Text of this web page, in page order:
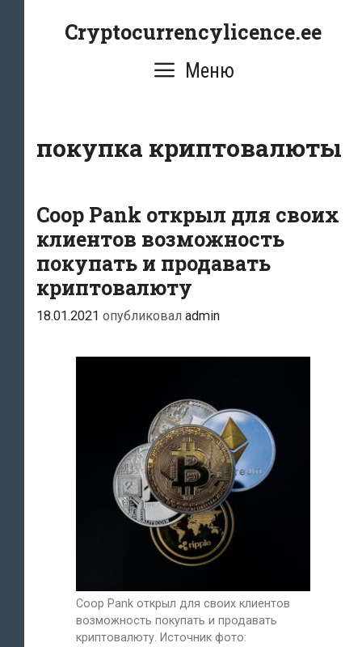
Cryptocurrencylicence.ee
Меню
покупка криптовалюты
Coop Pank открыл для своих
клиентов возможность
покупать и продавать
криптовалюту
18.01.2021 опубликовал admin
Coop Pank открыл для своих клиентов
возможность покупать и продавать
криптовалюту. Источник фото: